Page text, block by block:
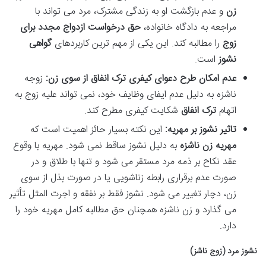
زن و عدم بازگشت او به زندگی مشترک، مرد می تواند با
مراجعه به دادگاه خانواده، حق درخواست ازدواج مجدد برای
زوج را مطالبه کند. این یکی از مهم ترین کاربردهایگواهی
نشوزاست.
عدم امکان طرح دعوای کیفری ترک انفاق از سوی زن: زوجه
ناشزه به دلیل عدم ایفای وظایف خود، نمی تواند علیه زوج به
اتهامترک انفاق شکایت کیفری مطرح کند.
تاثیر نشوز بر مهریه: این نکته بسیار حائز اهمیت است که
مهریه زن ناشزه به دلیل نشوز ساقط نمی شود. مهریه با وقوع
عقد نکاح بر ذمه مرد مستقر می شود و تنها با طلاق و در
صورت عدم برقراری رابطه زناشویی یا در صورت بذل از سوی
زن، دچار تغییر می شود. نشوز فقط بر نفقه و اجرت المثل تأثیر
می گذارد و زن ناشزه همچنان حق مطالبه کامل مهریه خود را
دارد.
نشوز مرد (زوج ناشز)